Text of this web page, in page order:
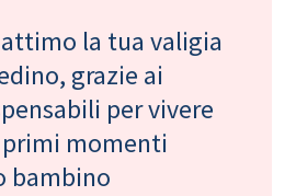
la tua valigia
grazie ai
per vivere
momenti
bambino